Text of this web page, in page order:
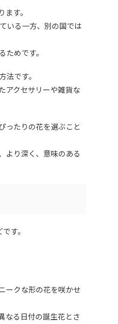
す。
いる一方、別の国では
めです。
です。
アクセサリーや雑貨な
ったりの花を選ぶこと
より深く、意味のある
す。
ークな形の花を咲かせ
なる日付の誕生花とさ